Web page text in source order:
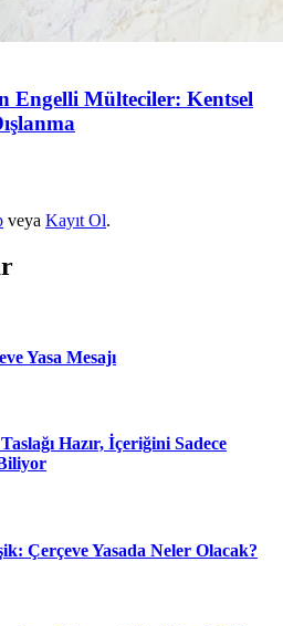
Engelli Mülteciler: Kentsel
veya Kayıt Ol.
Yasa Mesajı
Hazır, İçeriğini Sadece
Çerçeve Yasada Neler Olacak?